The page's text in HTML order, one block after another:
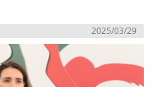
2025/03/29